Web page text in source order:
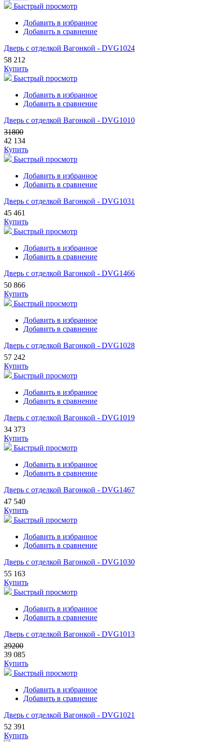
Быстрый просмотр
Добавить в избранное
Добавить в сравнение
Дверь с отделкой Вагонкой - DVG1024
58 212
Купить
Быстрый просмотр
Добавить в избранное
Добавить в сравнение
Дверь с отделкой Вагонкой - DVG1010
31800
42 134
Купить
Быстрый просмотр
Добавить в избранное
Добавить в сравнение
Дверь с отделкой Вагонкой - DVG1031
45 461
Купить
Быстрый просмотр
Добавить в избранное
Добавить в сравнение
Дверь с отделкой Вагонкой - DVG1466
50 866
Купить
Быстрый просмотр
Добавить в избранное
Добавить в сравнение
Дверь с отделкой Вагонкой - DVG1028
57 242
Купить
Быстрый просмотр
Добавить в избранное
Добавить в сравнение
Дверь с отделкой Вагонкой - DVG1019
34 373
Купить
Быстрый просмотр
Добавить в избранное
Добавить в сравнение
Дверь с отделкой Вагонкой - DVG1467
47 540
Купить
Быстрый просмотр
Добавить в избранное
Добавить в сравнение
Дверь с отделкой Вагонкой - DVG1030
55 163
Купить
Быстрый просмотр
Добавить в избранное
Добавить в сравнение
Дверь с отделкой Вагонкой - DVG1013
29200
39 085
Купить
Быстрый просмотр
Добавить в избранное
Добавить в сравнение
Дверь с отделкой Вагонкой - DVG1021
52 391
Купить